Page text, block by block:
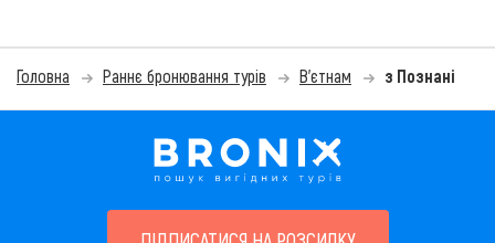
Головна Раннє бронювання турів В'єтнам з Познані